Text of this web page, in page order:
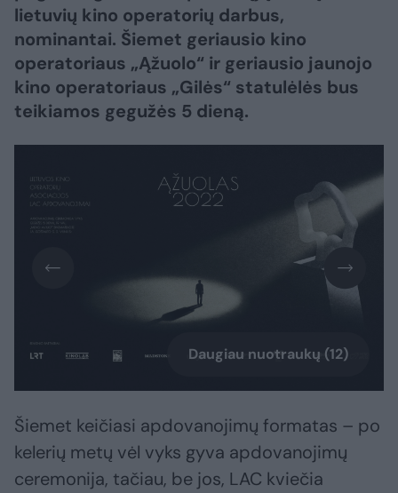
lietuvių kino operatorių darbus,
nominantai. Šiemet geriausio kino
operatoriaus „Ąžuolo“ ir geriausio jaunojo
kino operatoriaus „Gilės“ statulėlės bus
teikiamos gegužės 5 dieną.
Daugiau nuotraukų (12)
Šiemet keičiasi apdovanojimų formatas – po
kelerių metų vėl vyks gyva apdovanojimų
ceremonija, tačiau, be jos, LAC kviečia